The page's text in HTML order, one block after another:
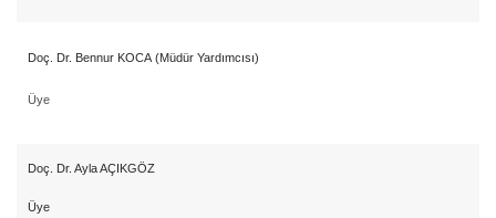
Doç. Dr. Bennur KOCA (Müdür Yardımcısı)
Üye
Doç. Dr. Ayla AÇIKGÖZ
Üye